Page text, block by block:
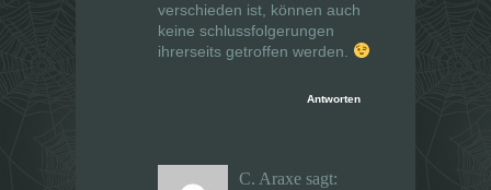
verschieden ist, können auch
keine schlussfolgerungen
ihrerseits getroffen werden.
Antworten
C. Araxe sagt: